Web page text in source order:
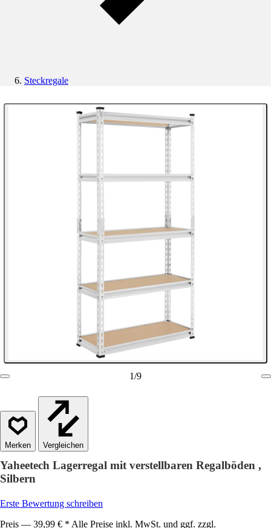
Steckregale
1/9
Vergleichen
Yaheetech Lagerregal mit verstellbaren Regalböden ,
Silbern
Erste Bewertung schreiben
Preis — 39,99 € * Alle Preise inkl. MwSt. und ggf. zzgl.